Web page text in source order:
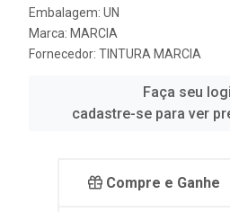
Embalagem: UN
Marca: MARCIA
Fornecedor: TINTURA MARCIA
Faça seu
cadastre-se para ver
Compre e Ganhe